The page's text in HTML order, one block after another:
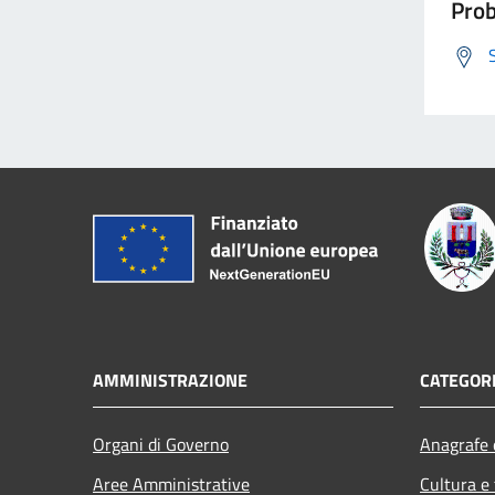
AMMINISTRAZIONE
Organi di Governo
Aree Amministrative
Cultura